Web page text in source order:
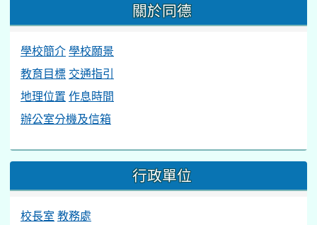
關於同德
學校簡介學校願景
教育目標 交通指引
地理位置 作息時間
辦公室分機及信箱
行政單位
校長室 教務處